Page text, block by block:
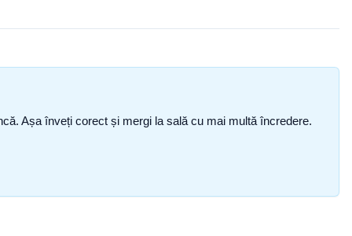
Așa înveți corect și mergi la sală cu mai multă încredere.